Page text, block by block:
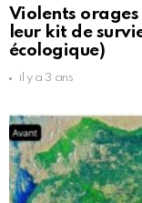
Violents
leur kit de
écologique)
il y a 3 ans